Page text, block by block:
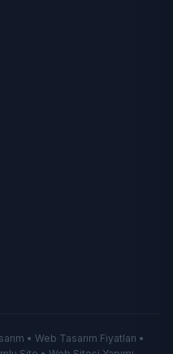
• Web Tasarım Fiyatları •